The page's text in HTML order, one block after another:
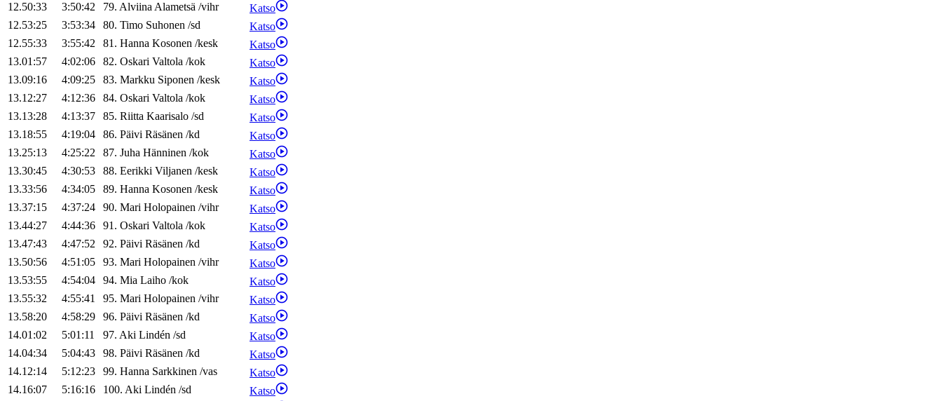
12.50:33
3:50:42 79. AlviinaAlametsä /vihr
Katso
12.53:25
3:53:34 80. Timo Suhonen /sd
Katso
12.55:33
3:55:42 81. Hanna Kosonen /kesk
Katso
13.01:57
4:02:06 82. Oskari Valtola /kok
Katso
13.09:16
4:09:25 83. Markku Siponen /kesk
Katso
13.12:27
4:12:36 84. Oskari Valtola /kok
Katso
13.13:28
4:13:37 85. Riitta Kaarisalo /sd
Katso
13.18:55
4:19:04 86. Päivi Räsänen /kd
Katso
13.25:13
4:25:22 87. Juha Hänninen /kok
Katso
13.30:45
4:30:53 88. Eerikki Viljanen /kesk
Katso
13.33:56
4:34:05 89. Hanna Kosonen /kesk
Katso
13.37:15
4:37:24 90. Mari Holopainen /vihr
Katso
13.44:27
4:44:36 91. Oskari Valtola /kok
Katso
13.47:43
4:47:52 92. Päivi Räsänen /kd
Katso
13.50:56
4:51:05 93. Mari Holopainen /vihr
Katso
13.53:55
4:54:04 94. Mia Laiho /kok
Katso
13.55:32
4:55:41 95. Mari Holopainen /vihr
Katso
13.58:20
4:58:29 96. Päivi Räsänen /kd
Katso
14.01:02
5:01:11 97. Aki Lindén /sd
Katso
14.04:34
5:04:43 98. Päivi Räsänen /kd
Katso
14.12:14
5:12:23 99. Hanna Sarkkinen /vas
Katso
14.16:07
5:16:16 100. Aki Lindén /sd Katso